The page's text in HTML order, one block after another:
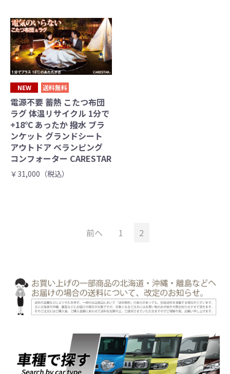
NEW 送料無料
電源不要 蓄熱 こたつ布団
ラグ 体温リサイクル 1分で
+18℃ あったか 撥水 ブラ
ンケット グランドシート
アウトドア ベランピング
コンフォーター CARESTAR
￥31,000（税込）
前へ 1 2